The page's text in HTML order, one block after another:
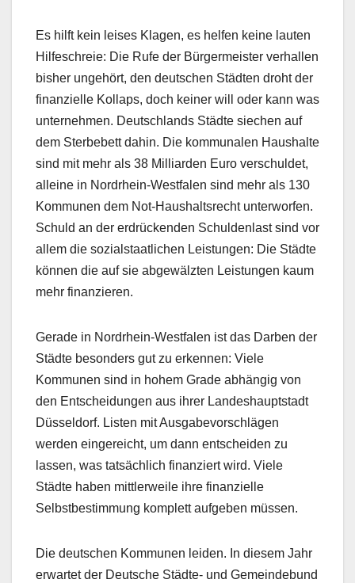
Es hilft kein leises Klagen, es helfen keine lauten
Hilfeschreie: Die Rufe der Bürgermeister verhallen
bisher ungehört, den deutschen Städten droht der
finanzielle Kollaps, doch keiner will oder kann was
unternehmen. Deutschlands Städte siechen auf
dem Sterbebett dahin. Die kommunalen Haushalte
sind mit mehr als 38 Milliarden Euro verschuldet,
alleine in Nordrhein-Westfalen sind mehr als 130
Kommunen dem Not-Haushaltsrecht unterworfen.
Schuld an der erdrückenden Schuldenlast sind vor
allem die sozialstaatlichen Leistungen: Die Städte
können die auf sie abgewälzten Leistungen kaum
mehr finanzieren.
Gerade in Nordrhein-Westfalen ist das Darben der
Städte besonders gut zu erkennen: Viele
Kommunen sind in hohem Grade abhängig von
den Entscheidungen aus ihrer Landeshauptstadt
Düsseldorf. Listen mit Ausgabevorschlägen
werden eingereicht, um dann entscheiden zu
lassen, was tatsächlich finanziert wird. Viele
Städte haben mittlerweile ihre finanzielle
Selbstbestimmung komplett aufgeben müssen.
Die deutschen Kommunen leiden. In diesem Jahr
erwartet der Deutsche Städte- und Gemeindebund